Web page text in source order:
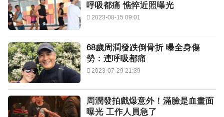
呼吸都痛 憔悴近照曝光
2023-08-15 09:01
68歲周潤發跌倒骨折 曝全身傷
勢：連呼吸都痛
2023-07-29 21:39
周潤發拍戲爆意外！滿臉是血畫面
曝光 工作人員急了